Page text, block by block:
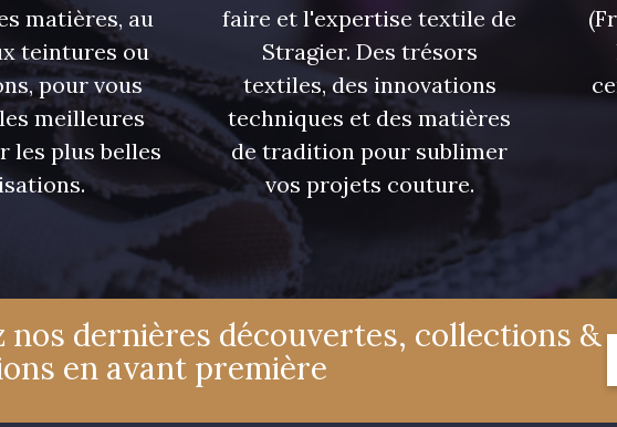
matières, au
teintures ou
pour vous
meilleures
les plus belles
faire et l'expertise textile de
Stragier. Des trésors
textiles, des innovations
techniques et des matières
de tradition pour sublimer
vos projets couture.
nos dernières découvertes, collections &
en avant première